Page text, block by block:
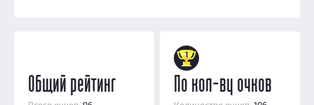
Общий рейтинг По кол-ву очков
1